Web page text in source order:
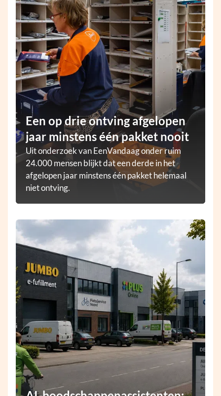
Een op drie ontving afgelopen
jaar minstens één pakket nooit
Uit onderzoek van EenVandaag onder ruim
24.000 mensen blijkt dat een derde in het
afgelopen jaar minstens één pakket helemaal
niet ontving.